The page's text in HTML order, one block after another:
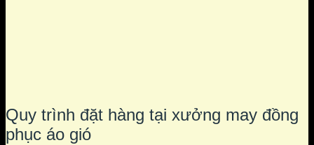
Quy trình đặt hàng tại xưởng may đồng
phục áo gió